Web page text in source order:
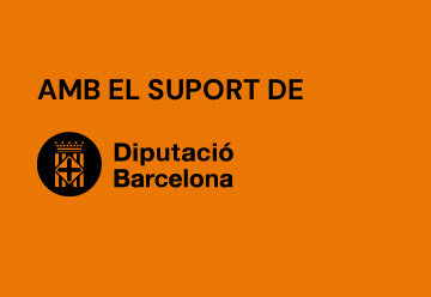
AMB EL SUPORT DE